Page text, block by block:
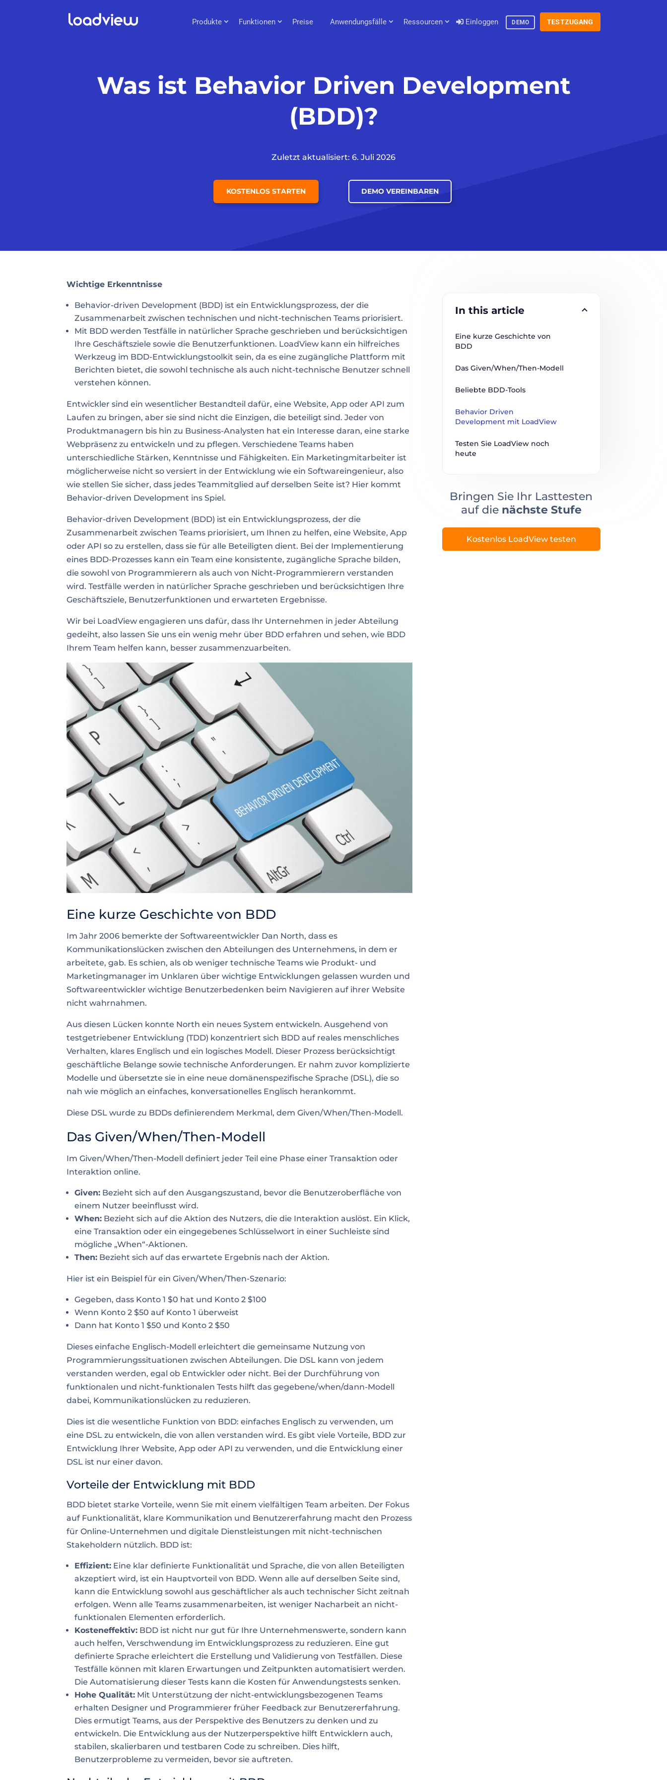
Produkte Funktionen Preise Anwendungsfälle Ressourcen Einloggen DEMO TESTZUGANG
Was ist Behavior Driven Development
(BDD)?
Zuletzt aktualisiert: 6. Juli 2026
KOSTENLOS STARTEN DEMO VEREINBAREN
Wichtige Erkenntnisse
Behavior-driven Development (BDD) ist ein Entwicklungsprozess, der die
Zusammenarbeit zwischen technischen und nicht-technischen Teams priorisiert.
Mit BDD werden Testfälle in natürlicher Sprache geschrieben und berücksichtigen
Ihre Geschäftsziele sowie die Benutzerfunktionen. LoadView kann ein hilfreiches
Werkzeug im BDD-Entwicklungstoolkit sein, da es eine zugängliche Plattform mit
Berichten bietet, die sowohl technische als auch nicht-technische Benutzer schnell
verstehen können.
Entwickler sind ein wesentlicher Bestandteil dafür, eine Website, App oder API zum
Laufen zu bringen, aber sie sind nicht die Einzigen, die beteiligt sind. Jeder von
Produktmanagern bis hin zu Business-Analysten hat ein Interesse daran, eine starke
Webpräsenz zu entwickeln und zu pflegen. Verschiedene Teams haben
unterschiedliche Stärken, Kenntnisse und Fähigkeiten. Ein Marketingmitarbeiter ist
möglicherweise nicht so versiert in der Entwicklung wie ein Softwareingenieur, also
wie stellen Sie sicher, dass jedes Teammitglied auf derselben Seite ist? Hier kommt
Behavior-driven Development ins Spiel.
Behavior-driven Development (BDD) ist ein Entwicklungsprozess, der die
Zusammenarbeit zwischen Teams priorisiert, um Ihnen zu helfen, eine Website, App
oder API so zu erstellen, dass sie für alle Beteiligten dient. Bei der Implementierung
eines BDD-Prozesses kann ein Team eine konsistente, zugängliche Sprache bilden,
die sowohl von Programmierern als auch von Nicht-Programmierern verstanden
wird. Testfälle werden in natürlicher Sprache geschrieben und berücksichtigen Ihre
Geschäftsziele, Benutzerfunktionen und erwarteten Ergebnisse.
Wir bei LoadView engagieren uns dafür, dass Ihr Unternehmen in jeder Abteilung
gedeiht, also lassen Sie uns ein wenig mehr über BDD erfahren und sehen, wie BDD
Ihrem Team helfen kann, besser zusammenzuarbeiten.
Eine kurze Geschichte von BDD
Im Jahr 2006 bemerkte der Softwareentwickler Dan North, dass es
Kommunikationslücken zwischen den Abteilungen des Unternehmens, in dem er
arbeitete, gab. Es schien, als ob weniger technische Teams wie Produkt- und
Marketingmanager im Unklaren über wichtige Entwicklungen gelassen wurden und
Softwareentwickler wichtige Benutzerbedenken beim Navigieren auf ihrer Website
nicht wahrnahmen.
Aus diesen Lücken konnte North ein neues System entwickeln. Ausgehend von
testgetriebener Entwicklung (TDD) konzentriert sich BDD auf reales menschliches
Verhalten, klares Englisch und ein logisches Modell. Dieser Prozess berücksichtigt
geschäftliche Belange sowie technische Anforderungen. Er nahm zuvor komplizierte
Modelle und übersetzte sie in eine neue domänenspezifische Sprache (DSL), die so
nah wie möglich an einfaches, konversationelles Englisch herankommt.
Diese DSL wurde zu BDDs definierendem Merkmal, dem Given/When/Then-Modell.
Das Given/When/Then-Modell
Im Given/When/Then-Modell definiert jeder Teil eine Phase einer Transaktion oder
Interaktion online.
Given: Bezieht sich auf den Ausgangszustand, bevor die Benutzeroberfläche von
einem Nutzer beeinflusst wird.
When: Bezieht sich auf die Aktion des Nutzers, die die Interaktion auslöst. Ein Klick,
eine Transaktion oder ein eingegebenes Schlüsselwort in einer Suchleiste sind
mögliche „When“-Aktionen.
Then: Bezieht sich auf das erwartete Ergebnis nach der Aktion.
Hier ist ein Beispiel für ein Given/When/Then-Szenario:
Gegeben, dass Konto 1 $0 hat und Konto 2 $100
Wenn Konto 2 $50 auf Konto 1 überweist
Dann hat Konto 1 $50 und Konto 2 $50
Dieses einfache Englisch-Modell erleichtert die gemeinsame Nutzung von
Programmierungssituationen zwischen Abteilungen. Die DSL kann von jedem
verstanden werden, egal ob Entwickler oder nicht. Bei der Durchführung von
funktionalen und nicht-funktionalen Tests hilft das gegebene/when/dann-Modell
dabei, Kommunikationslücken zu reduzieren.
Dies ist die wesentliche Funktion von BDD: einfaches Englisch zu verwenden, um
eine DSL zu entwickeln, die von allen verstanden wird. Es gibt viele Vorteile, BDD zur
Entwicklung Ihrer Website, App oder API zu verwenden, und die Entwicklung einer
DSL ist nur einer davon.
Vorteile der Entwicklung mit BDD
BDD bietet starke Vorteile, wenn Sie mit einem vielfältigen Team arbeiten. Der Fokus
auf Funktionalität, klare Kommunikation und Benutzererfahrung macht den Prozess
für Online-Unternehmen und digitale Dienstleistungen mit nicht-technischen
Stakeholdern nützlich. BDD ist:
Effizient: Eine klar definierte Funktionalität und Sprache, die von allen Beteiligten
akzeptiert wird, ist ein Hauptvorteil von BDD. Wenn alle auf derselben Seite sind,
kann die Entwicklung sowohl aus geschäftlicher als auch technischer Sicht zeitnah
erfolgen. Wenn alle Teams zusammenarbeiten, ist weniger Nacharbeit an nicht-
funktionalen Elementen erforderlich.
Kosteneffektiv: BDD ist nicht nur gut für Ihre Unternehmenswerte, sondern kann
auch helfen, Verschwendung im Entwicklungsprozess zu reduzieren. Eine gut
definierte Sprache erleichtert die Erstellung und Validierung von Testfällen. Diese
Testfälle können mit klaren Erwartungen und Zeitpunkten automatisiert werden.
Die Automatisierung dieser Tests kann die Kosten für Anwendungstests senken.
Hohe Qualität: Mit Unterstützung der nicht-entwicklungsbezogenen Teams
erhalten Designer und Programmierer früher Feedback zur Benutzererfahrung.
Dies ermutigt Teams, aus der Perspektive des Benutzers zu denken und zu
entwickeln. Die Entwicklung aus der Nutzerperspektive hilft Entwicklern auch,
stabilen, skalierbaren und testbaren Code zu schreiben. Dies hilft,
Benutzerprobleme zu vermeiden, bevor sie auftreten.
In this article
Eine kurze Geschichte von
BDD
Das Given/When/Then-Modell
Beliebte BDD-Tools
Behavior Driven
Development mit LoadView
Testen Sie LoadView noch
heute
Bringen Sie Ihr Lasttesten
auf die nächste Stufe
Kostenlos LoadView testen